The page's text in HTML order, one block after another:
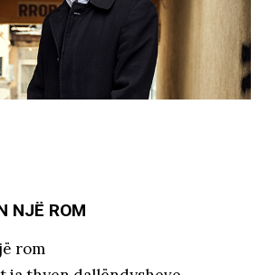
NJË ROM
rom